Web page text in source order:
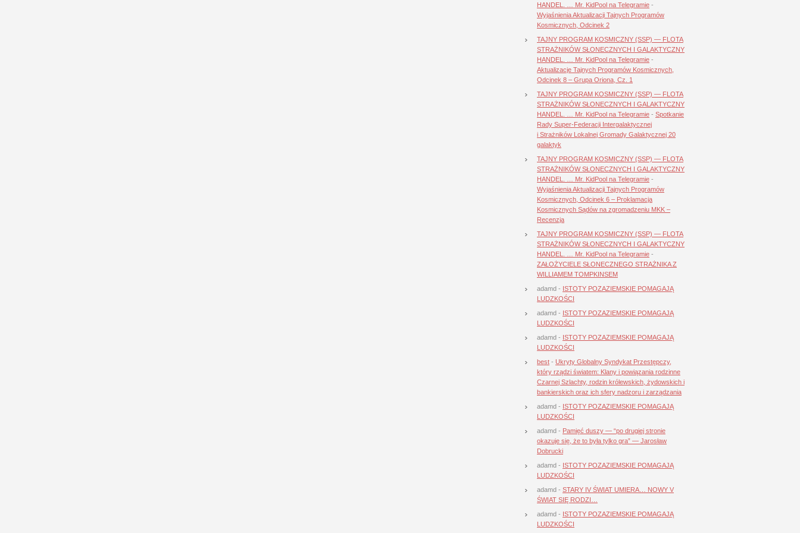
HANDEL. … Mr. KidPool na Telegramie -
Wyjaśnienia Aktualizacji Tajnych Programów
Kosmicznych, Odcinek 2
TAJNY PROGRAM KOSMICZNY (SSP) — FLOTA
STRAŻNIKÓW SŁONECZNYCH I GALAKTYCZNY
HANDEL. … Mr. KidPool na Telegramie -
Aktualizacje Tajnych Programów Kosmicznych,
Odcinek 8 – Grupa Oriona, Cz. 1
TAJNY PROGRAM KOSMICZNY (SSP) — FLOTA
STRAŻNIKÓW SŁONECZNYCH I GALAKTYCZNY
HANDEL. … Mr. KidPool na Telegramie - Spotkanie
Rady Super-Federacji Intergalaktycznej
i Strażników Lokalnej Gromady Galaktycznej 20
galaktyk
TAJNY PROGRAM KOSMICZNY (SSP) — FLOTA
STRAŻNIKÓW SŁONECZNYCH I GALAKTYCZNY
HANDEL. … Mr. KidPool na Telegramie -
Wyjaśnienia Aktualizacji Tajnych Programów
Kosmicznych, Odcinek 6 – Proklamacja
Kosmicznych Sądów na zgromadzeniu MKK –
Recenzja
TAJNY PROGRAM KOSMICZNY (SSP) — FLOTA
STRAŻNIKÓW SŁONECZNYCH I GALAKTYCZNY
HANDEL. … Mr. KidPool na Telegramie -
ZAŁOŻYCIELE SŁONECZNEGO STRAŻNIKA Z
WILLIAMEM TOMPKINSEM
adamd - ISTOTY POZAZIEMSKIE POMAGAJĄ
LUDZKOŚCI
adamd - ISTOTY POZAZIEMSKIE POMAGAJĄ
LUDZKOŚCI
adamd - ISTOTY POZAZIEMSKIE POMAGAJĄ
LUDZKOŚCI
best - Ukryty Globalny Syndykat Przestępczy,
który rządzi światem: Klany i powiązania rodzinne
Czarnej Szlachty, rodzin królewskich, żydowskich i
bankierskich oraz ich sfery nadzoru i zarządzania
adamd - ISTOTY POZAZIEMSKIE POMAGAJĄ
LUDZKOŚCI
adamd - Pamięć duszy — “po drugiej stronie
okazuje się, że to była tylko gra” — Jarosław
Dobrucki
adamd - ISTOTY POZAZIEMSKIE POMAGAJĄ
LUDZKOŚCI
adamd - STARY IV ŚWIAT UMIERA… NOWY V
ŚWIAT SIĘ RODZI…
adamd - ISTOTY POZAZIEMSKIE POMAGAJĄ
LUDZKOŚCI